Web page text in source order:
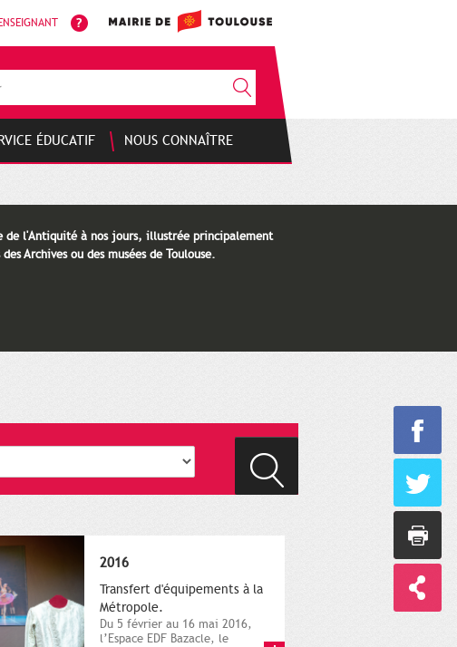
ENSEIGNANT
ÉDUCATIF NOUS CONNAÎTRE
de l'Antiquité à nos jours, illustrée principalement
Archives ou des musées de Toulouse.
2016
Transfert d'équipements à la
Métropole.
Du 5 février au 16 mai 2016,
l’Espace EDF Bazacle, le